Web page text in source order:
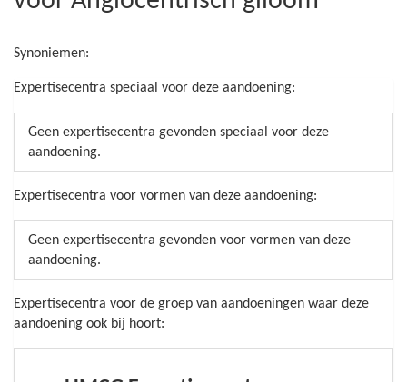
Synoniemen:
Expertisecentra speciaal voor deze aandoening:
Geen expertisecentra gevonden speciaal voor deze
aandoening.
Expertisecentra voor vormen van deze aandoening:
Geen expertisecentra gevonden voor vormen van deze
aandoening.
Expertisecentra voor de groep van aandoeningen waar deze
aandoening ook bij hoort: